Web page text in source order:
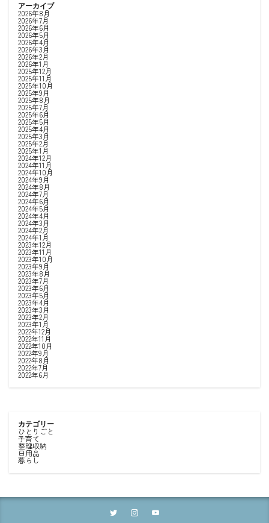
アーカイブ
2026年8月
2026年7月
2026年6月
2026年5月
2026年4月
2026年3月
2026年2月
2026年1月
2025年12月
2025年11月
2025年10月
2025年9月
2025年8月
2025年7月
2025年6月
2025年5月
2025年4月
2025年3月
2025年2月
2025年1月
2024年12月
2024年11月
2024年10月
2024年9月
2024年8月
2024年7月
2024年6月
2024年5月
2024年4月
2024年3月
2024年2月
2024年1月
2023年12月
2023年11月
2023年10月
2023年9月
2023年8月
2023年7月
2023年6月
2023年5月
2023年4月
2023年3月
2023年2月
2023年1月
2022年12月
2022年11月
2022年10月
2022年9月
2022年8月
2022年7月
2022年6月
カテゴリー
ひとりごと
子育て
整理収納
日用品
暮らし